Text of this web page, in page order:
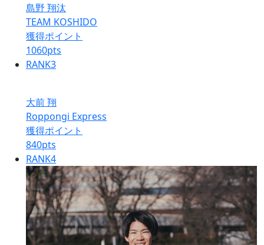
島野 翔汰
TEAM KOSHIDO
獲得ポイント
1060pts
RANK3
大前 翔
Roppongi Express
獲得ポイント
840pts
RANK4